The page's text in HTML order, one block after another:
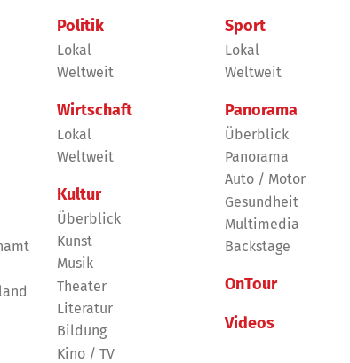
Politik
Lokal
Weltweit
Wirtschaft
Lokal
Weltweit
Kultur
Überblick
Kunst
Musik
Theater
Literatur
Bildung
Kino / TV
Sport
Lokal
Weltweit
Panorama
Überblick
Panorama
Auto / Motor
Gesundheit
Multimedia
Backstage
OnTour
Videos